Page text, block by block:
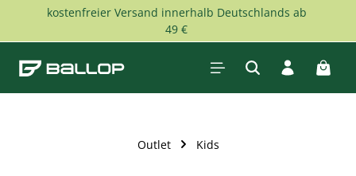
Zum Hauptinhalt springen
kostenfreier Versand innerhalb Deutschlands ab
49 €
Outlet Kids